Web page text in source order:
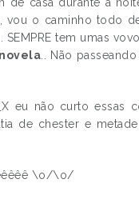
o caminho todo
tem umas
novela .. Não
eu não curto essas
de chester e
\o/\o/